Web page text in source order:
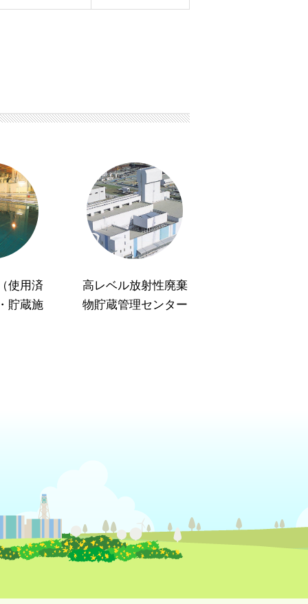
使用済
貯蔵施
高レベル放射性廃棄
物貯蔵管理センター